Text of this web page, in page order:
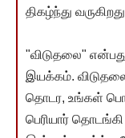
திகழ்ந்து
"விடுதலை"
இயக்கம்.
தொடர, உங்கள்
பெரியார்